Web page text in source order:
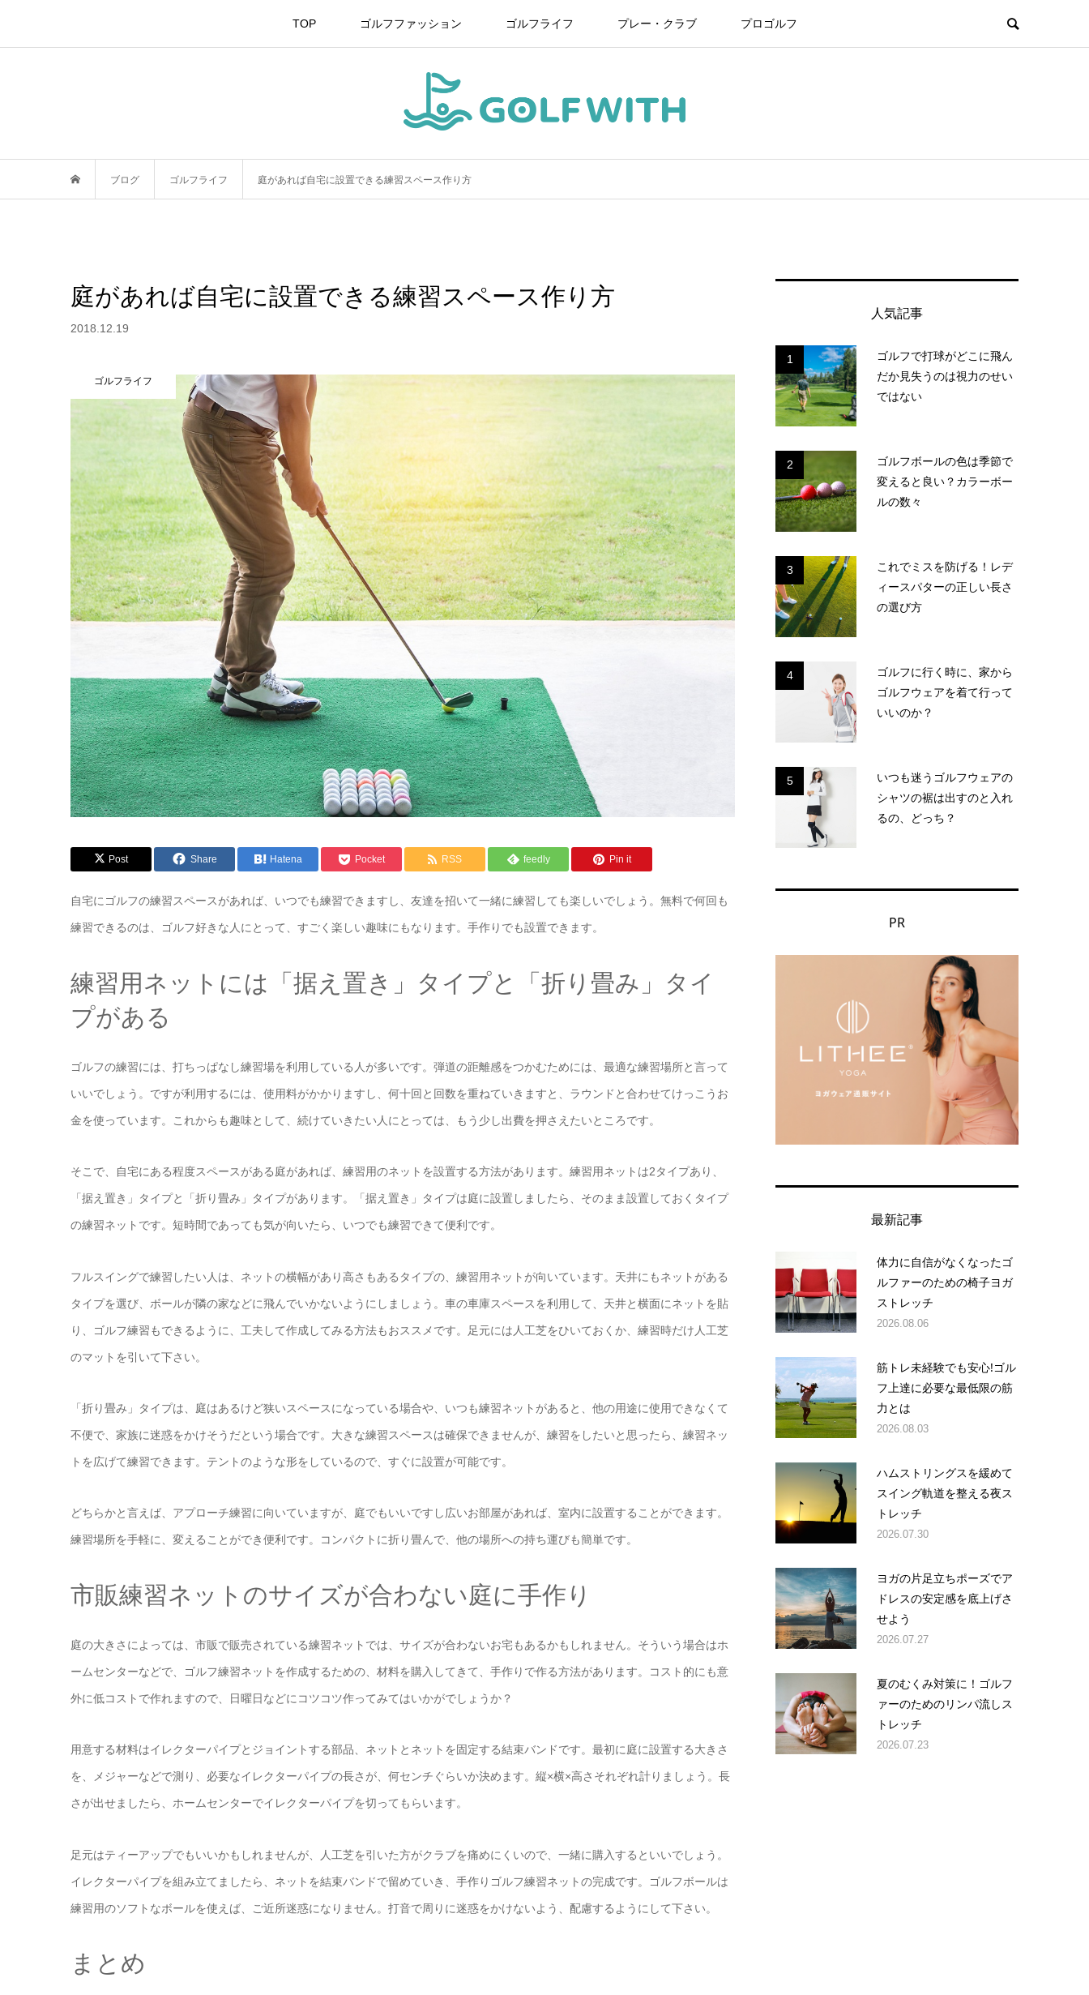
TOP ゴルフファッション ゴルフライフ プレー・クラブ プロゴルフ
ブログ ゴルフライフ 庭があれば自宅に設置できる練習スペース作り方
庭があれば自宅に設置できる練習スペース作り方
2018.12.19
ゴルフライフ
Post Share Hatena Pocket RSS feedly Pin it
自宅にゴルフの練習スペースがあれば、いつでも練習できますし、友達を招いて一緒に練習しても楽しいでしょう。無料で何回も
練習できるのは、ゴルフ好きな人にとって、すごく楽しい趣味にもなります。手作りでも設置できます。
練習用ネットには「据え置き」タイプと「折り畳み」タイ
プがある
ゴルフの練習には、打ちっぱなし練習場を利用している人が多いです。弾道の距離感をつかむためには、最適な練習場所と言って
いいでしょう。ですが利用するには、使用料がかかりますし、何十回と回数を重ねていきますと、ラウンドと合わせてけっこうお
金を使っています。これからも趣味として、続けていきたい人にとっては、もう少し出費を押さえたいところです。
そこで、自宅にある程度スペースがある庭があれば、練習用のネットを設置する方法があります。練習用ネットは2タイプあり、
「据え置き」タイプと「折り畳み」タイプがあります。「据え置き」タイプは庭に設置しましたら、そのまま設置しておくタイプ
の練習ネットです。短時間であっても気が向いたら、いつでも練習できて便利です。
フルスイングで練習したい人は、ネットの横幅があり高さもあるタイプの、練習用ネットが向いています。天井にもネットがある
タイプを選び、ボールが隣の家などに飛んでいかないようにしましょう。車の車庫スペースを利用して、天井と横面にネットを貼
り、ゴルフ練習もできるように、工夫して作成してみる方法もおススメです。足元には人工芝をひいておくか、練習時だけ人工芝
のマットを引いて下さい。
「折り畳み」タイプは、庭はあるけど狭いスペースになっている場合や、いつも練習ネットがあると、他の用途に使用できなくて
不便で、家族に迷惑をかけそうだという場合です。大きな練習スペースは確保できませんが、練習をしたいと思ったら、練習ネッ
トを広げて練習できます。テントのような形をしているので、すぐに設置が可能です。
どちらかと言えば、アプローチ練習に向いていますが、庭でもいいですし広いお部屋があれば、室内に設置することができます。
練習場所を手軽に、変えることができ便利です。コンパクトに折り畳んで、他の場所への持ち運びも簡単です。
市販練習ネットのサイズが合わない庭に手作り
庭の大きさによっては、市販で販売されている練習ネットでは、サイズが合わないお宅もあるかもしれません。そういう場合はホ
ームセンターなどで、ゴルフ練習ネットを作成するための、材料を購入してきて、手作りで作る方法があります。コスト的にも意
外に低コストで作れますので、日曜日などにコツコツ作ってみてはいかがでしょうか？
用意する材料はイレクターパイプとジョイントする部品、ネットとネットを固定する結束バンドです。最初に庭に設置する大きさ
を、メジャーなどで測り、必要なイレクターパイプの長さが、何センチぐらいか決めます。縦×横×高さそれぞれ計りましょう。長
さが出せましたら、ホームセンターでイレクターパイプを切ってもらいます。
足元はティーアップでもいいかもしれませんが、人工芝を引いた方がクラブを痛めにくいので、一緒に購入するといいでしょう。
イレクターパイプを組み立てましたら、ネットを結束バンドで留めていき、手作りゴルフ練習ネットの完成です。ゴルフボールは
練習用のソフトなボールを使えば、ご近所迷惑になりません。打音で周りに迷惑をかけないよう、配慮するようにして下さい。
まとめ
人気記事
1
ゴルフで打球がどこに飛ん
だか見失うのは視力のせい
ではない
2
ゴルフボールの色は季節で
変えると良い？カラーボー
ルの数々
3
これでミスを防げる！レデ
ィースパターの正しい長さ
の選び方
4
ゴルフに行く時に、家から
ゴルフウェアを着て行って
いいのか？
5
いつも迷うゴルフウェアの
シャツの裾は出すのと入れ
るの、どっち？
PR
最新記事
体力に自信がなくなったゴ
ルファーのための椅子ヨガ
ストレッチ
2026.08.06
筋トレ未経験でも安心!ゴル
フ上達に必要な最低限の筋
力とは
2026.08.03
ハムストリングスを緩めて
スイング軌道を整える夜ス
トレッチ
2026.07.30
ヨガの片足立ちポーズでア
ドレスの安定感を底上げさ
せよう
2026.07.27
夏のむくみ対策に！ゴルフ
ァーのためのリンパ流しス
トレッチ
2026.07.23